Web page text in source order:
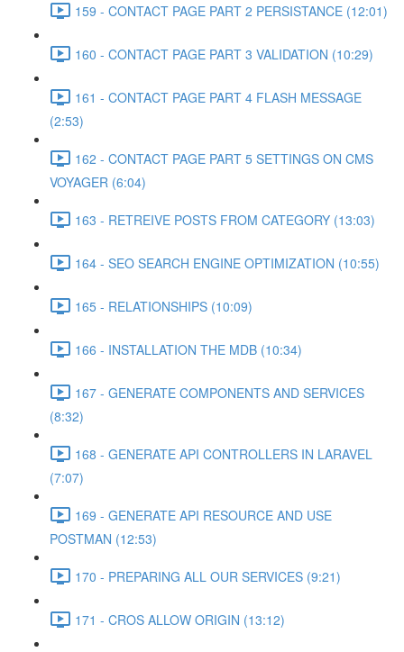
159 - CONTACT PAGE PART 2 PERSISTANCE (12:01)
160 - CONTACT PAGE PART 3 VALIDATION (10:29)
161 - CONTACT PAGE PART 4 FLASH MESSAGE
(2:53)
162 - CONTACT PAGE PART 5 SETTINGS ON CMS
VOYAGER (6:04)
163 - RETREIVE POSTS FROM CATEGORY (13:03)
164 - SEO SEARCH ENGINE OPTIMIZATION (10:55)
165 - RELATIONSHIPS (10:09)
166 - INSTALLATION THE MDB (10:34)
167 - GENERATE COMPONENTS AND SERVICES
(8:32)
168 - GENERATE API CONTROLLERS IN LARAVEL
(7:07)
169 - GENERATE API RESOURCE AND USE
POSTMAN (12:53)
170 - PREPARING ALL OUR SERVICES (9:21)
171 - CROS ALLOW ORIGIN (13:12)